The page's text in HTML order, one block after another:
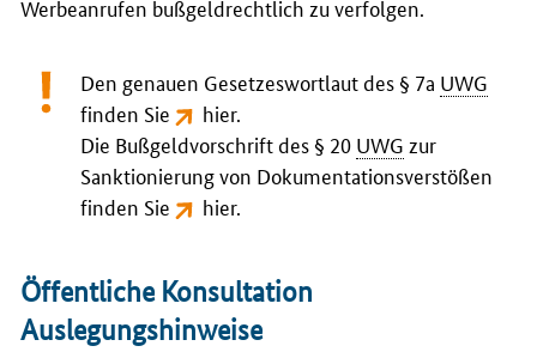
Werbeanrufen bußgeldrechtlich zu verfolgen.
Den genauen Gesetzeswortlaut des § 7a UWG
finden Sie
hier.
Die Bußgeldvorschrift des § 20 UWG zur
Sanktionierung von Dokumentationsverstößen
finden Sie
hier.
Öffentliche Konsultation
Auslegungshinweise